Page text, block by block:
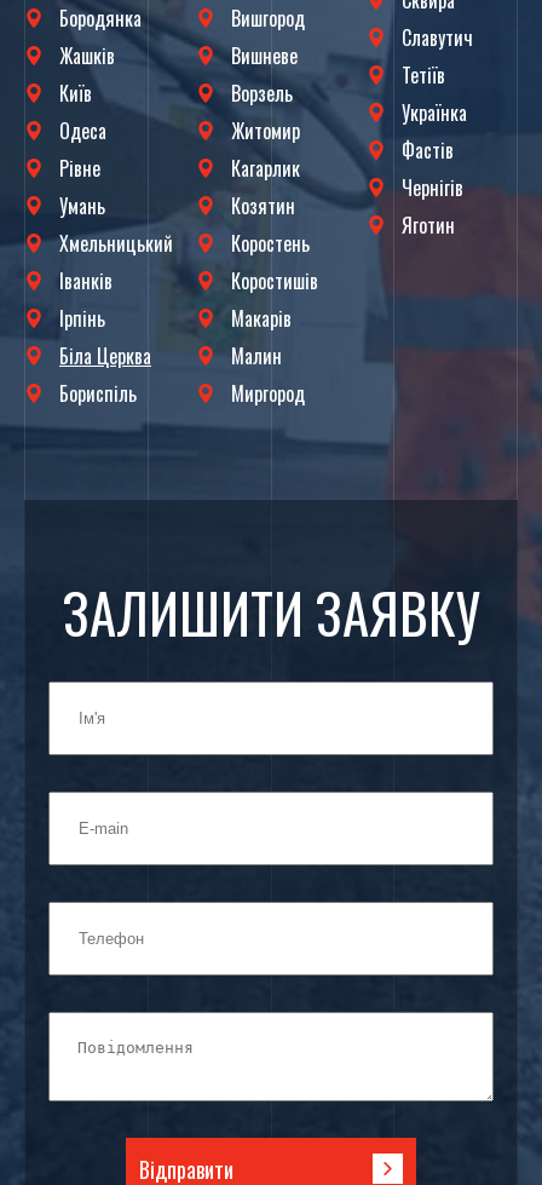
Бородянка
Жашків
Київ
Одеса
Рівне
Умань
Хмельницький
Іванків
Ірпінь
Біла Церква
Бориспіль
Вишгород
Вишневе
Ворзель
Житомир
Кагарлик
Козятин
Коростень
Коростишів
Макарів
Малин
Миргород
Славутич
Тетіїв
Українка
Фастів
Чернігів
Яготин
ЗАЛИШИТИ ЗАЯВКУ
Відправити